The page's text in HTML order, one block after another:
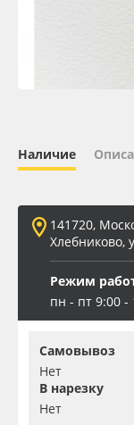
ПЭТ листовой
ПЭТ бэклит
Вспененный
Баннер
Заготовки для
Наличие
141720,
Хлебниково,
Режим
пн - пт 9:00 -
Самовывоз
Нет
В нарезку
Нет